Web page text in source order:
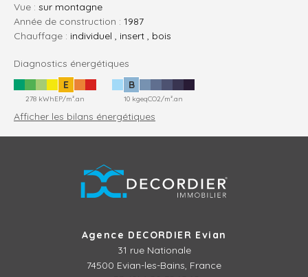
Vue : sur montagne
Année de construction : 1987
Chauffage : individuel , insert , bois
Diagnostics énergétiques
E
278 kWhEP/m².an
B
10 kgeqCO2/m².an
Afficher les bilans énergétiques
Agence DECORDIER Evian
31 rue Nationale
74500 Evian-les-Bains, France